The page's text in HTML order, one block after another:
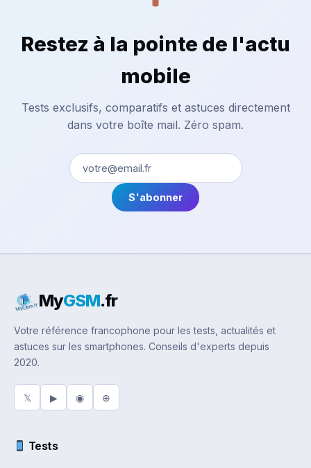
Restez à la pointe de l'actu
mobile
Tests exclusifs, comparatifs et astuces directement
dans votre boîte mail. Zéro spam.
S'abonner
MyGSM.fr
Votre référence francophone pour les tests, actualités et
astuces sur les smartphones. Conseils d'experts depuis
2020.
𝕏 ▶ ◉ ⊕
Tests